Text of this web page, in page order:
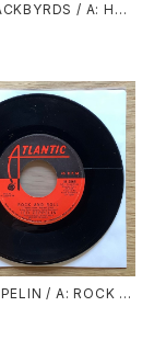
/ A: HAP
/ B: LOVE SO FIN
/ A: ROCK A